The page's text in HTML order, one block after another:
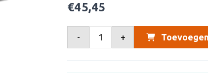
€45,45
- +